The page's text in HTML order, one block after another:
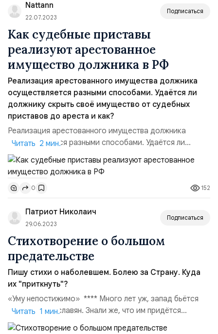
доходов. При условии, что оно вызвано...
Nattann
22.07.2023
Подписаться
Как судебные приставы
реализуют арестованное
имущество должника в РФ
Реализация арестованного имущества должника
осуществляется разными способами. Удаётся ли
должнику скрыть своё имущество от судебных
приставов до ареста и как?
Реализация арестованного имущества должника
осуществляется разными способами. Удаётся ли
должнику скрыть своё имущество от судебных
приставов до ареста и как? Судебный пристав для
обеспечения исполнения судебного решения об
имущественных взысканиях открывает исполнительное
производство и накладывает арест на имущества
должника. С участием эксп...
Читать 2 мин.
0 152
Патриот Николаич
29.06.2023
Подписаться
Стихотворение о большом
предательстве
Пишу стихи о наболевшем. Болею за Страну. Куда
их "приткнуть"?
«Уму непостижимо» **** Много лет уж, запад бьётся
Против нас – славян. Знали же, что им придётся
Сделать хитрый план. Ведь в прямом бою, конечно, Нас
Читать 1 мин.